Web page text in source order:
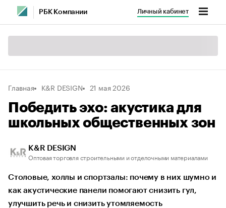
РБК Компании Личный кабинет
Главная K&R DESIGN 21 мая 2026
Победить эхо: акустика для
школьных общественных зон
K&R DESIGN
Оптовая торговля строительными и отделочными материалами
Столовые, холлы и спортзалы: почему в них шумно и
как акустические панели помогают снизить гул,
улучшить речь и снизить утомляемость